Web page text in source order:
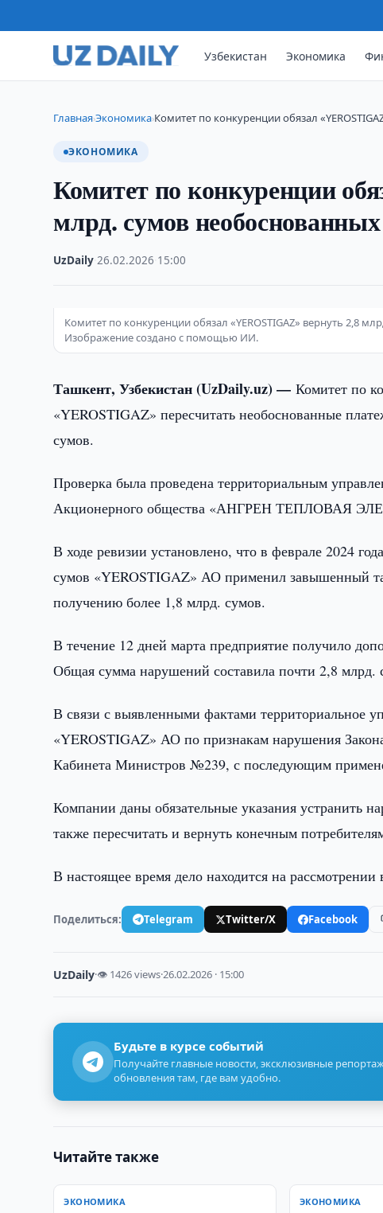
Узбекистан Экономика
Главная›Экономика›Комитет по конкуренции обязал
ЭКОНОМИКА
Комитет по конкуренции
млрд. сумов
UzDaily ·26.02.2026 15:00
Комитет по конкуренции обязал «YEROSTIGAZ» вернуть 2,8
Изображение создано с помощью ИИ.
Ташкент, Узбекистан (UzDaily.uz) —Комитет по
«YEROSTIGAZ» пересчитать необоснованные
сумов.
Проверка была проведена территориальным
Акционерного общества «АНГРЕН ТЕПЛОВАЯ
В ходе ревизии установлено, что в феврале 2024
сумов «YEROSTIGAZ» АО применил завышенный
получению более 1,8 млрд. сумов.
В течение 12 дней марта предприятие получило
Общая сумма нарушений составила почти 2,8 млрд.
В связи с выявленными фактами территориальное
«YEROSTIGAZ» АО по признакам нарушения
Кабинета Министров №239, с последующим
Компании даны обязательные указания устранить
также пересчитать и вернуть конечным
В настоящее время дело находится на рассмотрении
Поделиться: Telegram Twitter/X Facebook
UzDaily·👁 1426 views·26.02.2026 · 15:00
Будьте в курсе событий
Получайте главные новости, эксклюзивные
обновления там, где вам удобно.
Читайте также
ЭКОНОМИКА ЭКОНОМИКА